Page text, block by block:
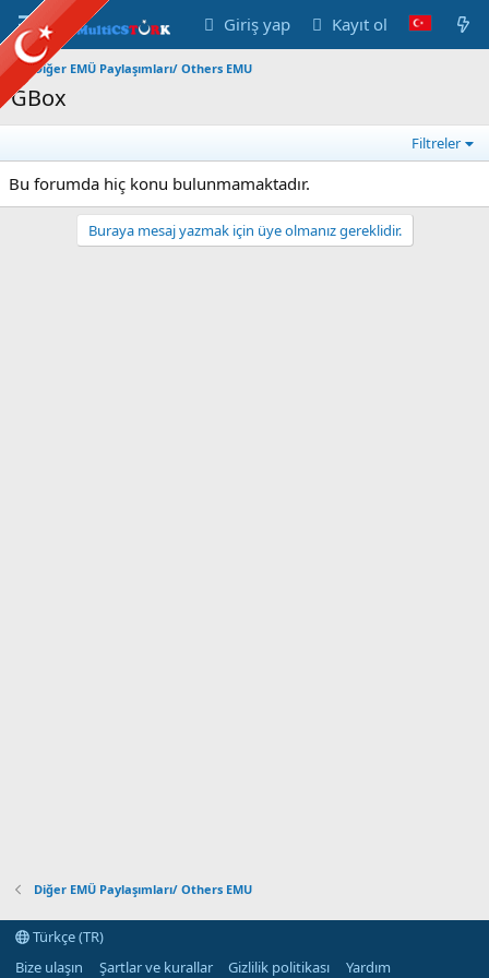
Giriş yap Kayıt ol
Diğer EMÜ Paylaşımları/ Others EMU
GBox
Filtreler
Bu forumda hiç konu bulunmamaktadır.
Buraya mesaj yazmak için üye olmanız gereklidir.
Diğer EMÜ Paylaşımları/ Others EMU
Türkçe (TR)
Bize ulaşın
Şartlar ve kurallar Gizlilik politikası
Yardım